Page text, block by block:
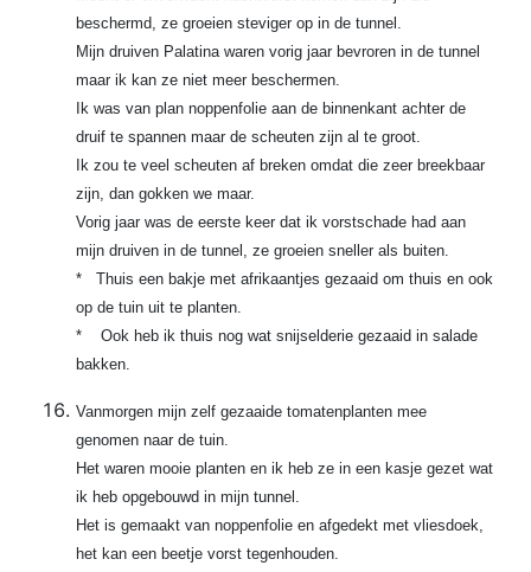
beschermd, ze groeien steviger op in de tunnel.
Mijn druiven Palatina waren vorig jaar bevroren in de tunnel
maar ik kan ze niet meer beschermen.
Ik was van plan noppenfolie aan de binnenkant achter de
druif te spannen maar de scheuten zijn al te groot.
Ik zou te veel scheuten af breken omdat die zeer breekbaar
zijn, dan gokken we maar.
Vorig jaar was de eerste keer dat ik vorstschade had aan
mijn druiven in de tunnel, ze groeien sneller als buiten.
* Thuis een bakje met afrikaantjes gezaaid om thuis en ook
op de tuin uit te planten.
* Ook heb ik thuis nog wat snijselderie gezaaid in salade
bakken.
Vanmorgen mijn zelf gezaaide tomatenplanten mee
genomen naar de tuin.
Het waren mooie planten en ik heb ze in een kasje gezet wat
ik heb opgebouwd in mijn tunnel.
Het is gemaakt van noppenfolie en afgedekt met vliesdoek,
het kan een beetje vorst tegenhouden.